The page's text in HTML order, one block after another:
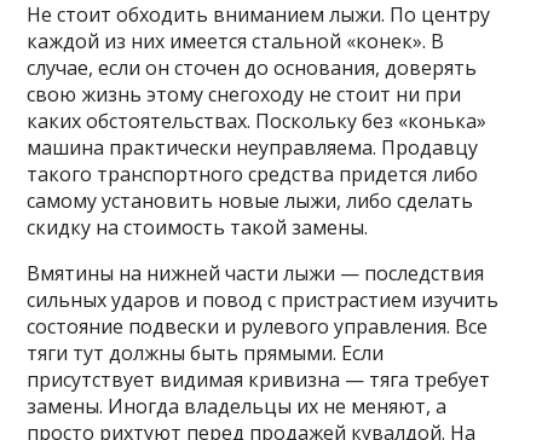
Не стоит обходить вниманием лыжи. По центру
каждой из них имеется стальной «конек». В
случае, если он сточен до основания, доверять
свою жизнь этому снегоходу не стоит ни при
каких обстоятельствах. Поскольку без «конька»
машина практически неуправляема. Продавцу
такого транспортного средства придется либо
самому установить новые лыжи, либо сделать
скидку на стоимость такой замены.
Вмятины на нижней части лыжи — последствия
сильных ударов и повод с пристрастием изучить
состояние подвески и рулевого управления. Все
тяги тут должны быть прямыми. Если
присутствует видимая кривизна — тяга требует
замены. Иногда владельцы их не меняют, а
просто рихтуют перед продажей кувалдой. На